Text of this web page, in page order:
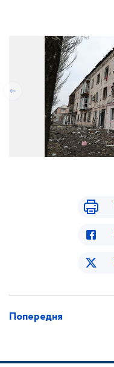
Попередня